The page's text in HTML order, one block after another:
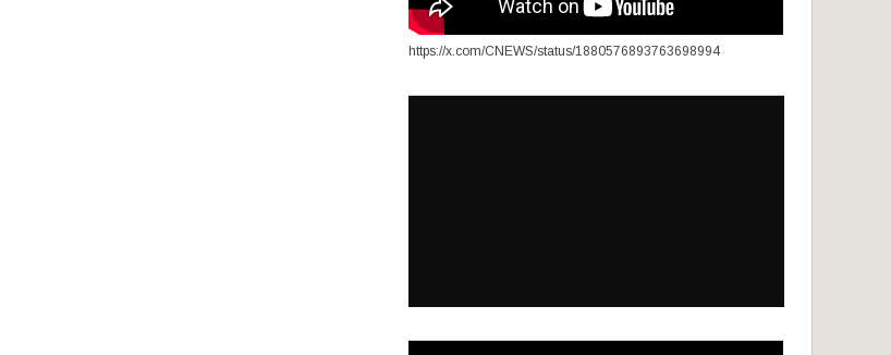
https://x.com/CNEWS/status/1880576893763698994